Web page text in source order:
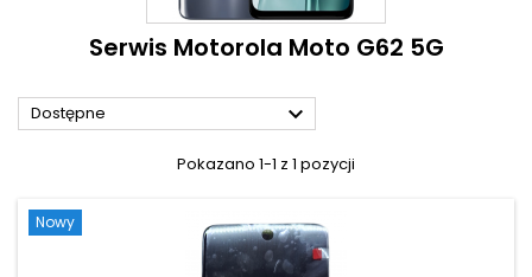
Serwis Motorola Moto G62 5G
Dostępne 
Pokazano 1-1 z 1 pozycji
Nowy